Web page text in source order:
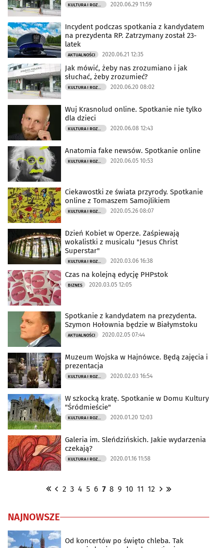
KULTURA I ROZRYWKA 2020.06.29 11:59
Incydent podczas spotkania z kandydatem
na prezydenta RP. Zatrzymany został 23-
latek
AKTUALNOŚCI 2020.06.21 12:35
Jak mówić, żeby nas zrozumiano i jak
słuchać, żeby zrozumieć?
KULTURA I ROZRYWKA 2020.06.20 08:02
Wuj Krasnolud online. Spotkanie nie tylko
dla dzieci
KULTURA I ROZRYWKA 2020.06.08 12:43
Anatomia fake newsów. Spotkanie online
KULTURA I ROZRYWKA 2020.06.05 10:53
Ciekawostki ze świata przyrody. Spotkanie
online z Tomaszem Samojlikiem
KULTURA I ROZRYWKA 2020.05.26 08:07
Dzień Kobiet w Operze. Zaśpiewają
wokalistki z musicalu "Jesus Christ
Superstar"
KULTURA I ROZRYWKA 2020.03.06 16:38
Czas na kolejną edycję PHPstok
BIZNES 2020.03.05 12:05
Spotkanie z kandydatem na prezydenta.
Szymon Hołownia będzie w Białymstoku
AKTUALNOŚCI 2020.02.05 07:44
Muzeum Wojska w Hajnówce. Będą zajęcia i
prezentacja
KULTURA I ROZRYWKA 2020.02.03 16:54
W szkocką kratę. Spotkanie w Domu Kultury
"Śródmieście"
KULTURA I ROZRYWKA 2020.01.20 12:03
Galeria im. Sleńdzińskich. Jakie wydarzenia
czekają?
KULTURA I ROZRYWKA 2020.01.16 11:58
2 3 4 5 6 7 8 9 10 11 12
NAJNOWSZE
Od koncertów po święto chleba. Tak